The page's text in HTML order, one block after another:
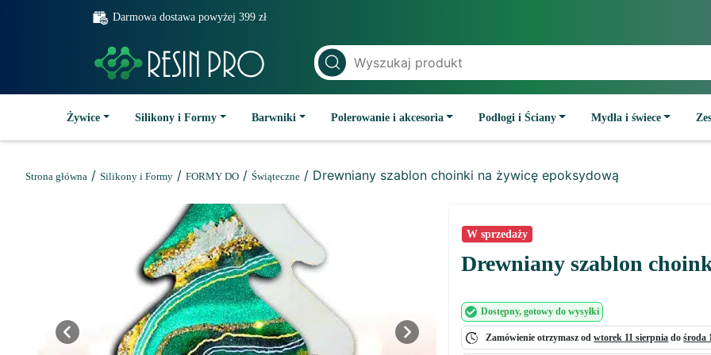
Darmowa dostawa powyżej 399 zł
Żywice Silikony i Formy Barwniki Polerowanie i akcesoria Podłogi i Ściany Mydła i świece
Strona główna / Silikony i Formy / FORMY DO / Świąteczne / Drewniany szablon choinki na żywicę epoksydową
Previous Next
W sprzedaży
Drewniany szablon
Dostępny, gotowy do wysyłki
Zamówienie otrzymasz odwtorek 11 sierpnia dośroda